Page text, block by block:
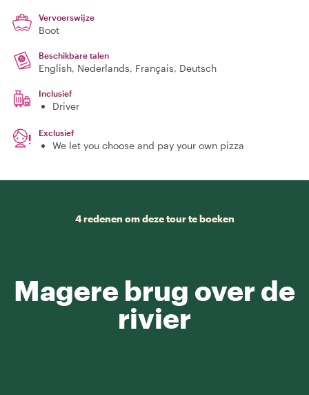
Vervoerswijze
Boot
Beschikbare talen
English, Nederlands, Français, Deutsch
Inclusief
Driver
Exclusief
We let you choose and pay your own pizza
4 redenen om deze tour te boeken
Magere brug over de
rivier